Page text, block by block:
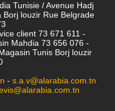
Tunisie / Avenue Hadj
Borj louzir Rue Belgrade
client 73 671 611 -
Mahdia 73 656 076 -
Tunis Borj louzir
- s.a.v@alarabia.com.tn